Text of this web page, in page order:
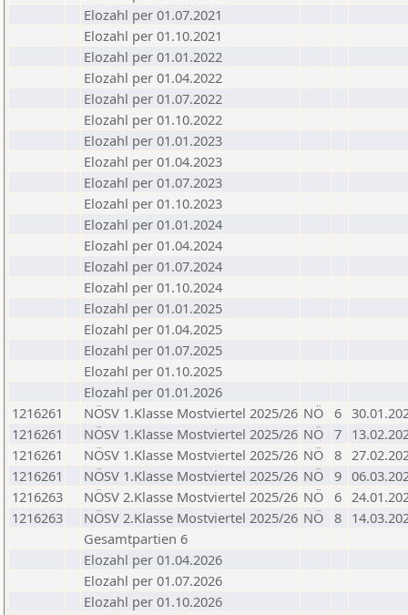
Elozahl per 01.07.2021
Elozahl per 01.10.2021
Elozahl per 01.01.2022
Elozahl per 01.04.2022
Elozahl per 01.07.2022
Elozahl per 01.10.2022
Elozahl per 01.01.2023
Elozahl per 01.04.2023
Elozahl per 01.07.2023
Elozahl per 01.10.2023
Elozahl per 01.01.2024
Elozahl per 01.04.2024
Elozahl per 01.07.2024
Elozahl per 01.10.2024
Elozahl per 01.01.2025
Elozahl per 01.04.2025
Elozahl per 01.07.2025
Elozahl per 01.10.2025
Elozahl per 01.01.2026
1216261
NÖSV 1.Klasse Mostviertel 2025/26 NÖ 6
1216261
NÖSV 1.Klasse Mostviertel 2025/26 NÖ 7
1216261
NÖSV 1.Klasse Mostviertel 2025/26 NÖ 8
1216261
NÖSV 1.Klasse Mostviertel 2025/26 NÖ 9
1216263
NÖSV 2.Klasse Mostviertel 2025/26 NÖ 6
1216263
NÖSV 2.Klasse Mostviertel 2025/26 NÖ 8
Gesamtpartien 6
Elozahl per 01.04.2026
Elozahl per 01.07.2026
Elozahl per 01.10.2026